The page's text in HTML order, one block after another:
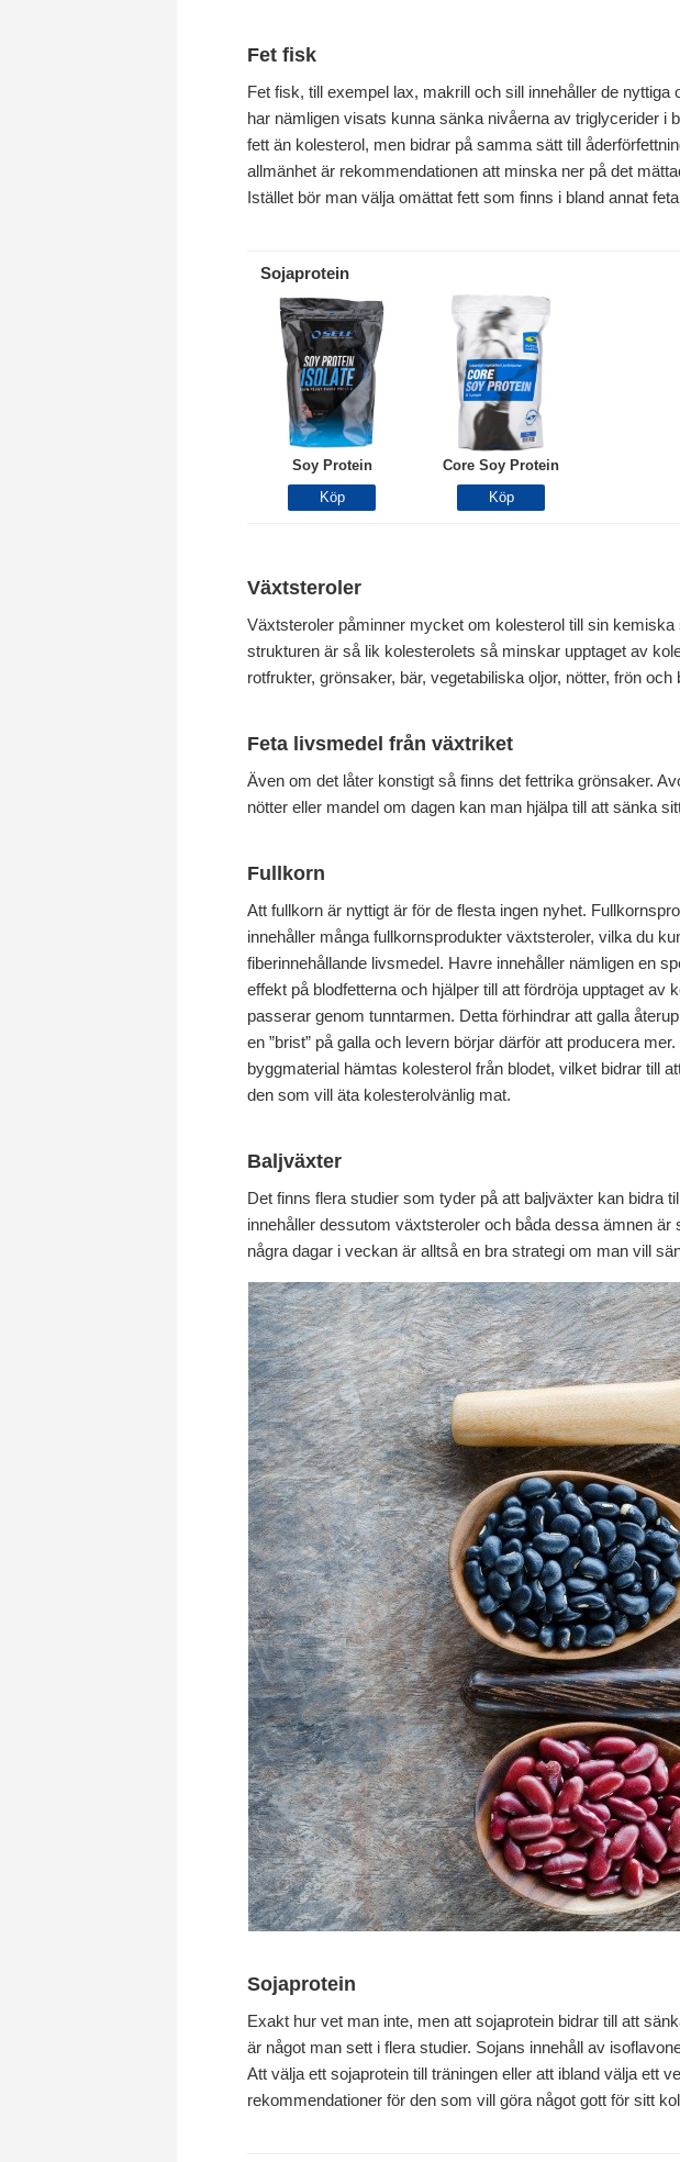
Fet fisk
Fet fisk, till exempel lax, makrill och sill innehåller de
har nämligen visats kunna sänka nivåerna av triglycerider i
fett än kolesterol, men bidrar på samma sätt till
allmänhet är rekommendationen att minska ner på det
Istället bör man välja omättat fett som finns i bland annat
Sojaprotein
Soy Protein Core Soy Protein
Växtsteroler
Växtsteroler påminner mycket om kolesterol till sin
strukturen är så lik kolesterolets så minskar upptaget av
rotfrukter, grönsaker, bär, vegetabiliska oljor, nötter, frön
Feta livsmedel från växtriket
Även om det låter konstigt så finns det fettrika grönsaker.
nötter eller mandel om dagen kan man hjälpa till att sänka
Fullkorn
Att fullkorn är nyttigt är för de flesta ingen nyhet.
innehåller många fullkornsprodukter växtsteroler, vilka du
fiberinnehållande livsmedel. Havre innehåller nämligen en
effekt på blodfetterna och hjälper till att fördröja upptaget
passerar genom tunntarmen. Detta förhindrar att galla
en ”brist” på galla och levern börjar därför att producera
byggmaterial hämtas kolesterol från blodet, vilket bidrar till
den som vill äta kolesterolvänlig mat.
Baljväxter
Det finns flera studier som tyder på att baljväxter kan bidra
innehåller dessutom växtsteroler och båda dessa ämnen
några dagar i veckan är alltså en bra strategi om man vill
Sojaprotein
Exakt hur vet man inte, men att sojaprotein bidrar till att
är något man sett i flera studier. Sojans innehåll av
Att välja ett sojaprotein till träningen eller att ibland välja ett
rekommendationer för den som vill göra något gott för sitt